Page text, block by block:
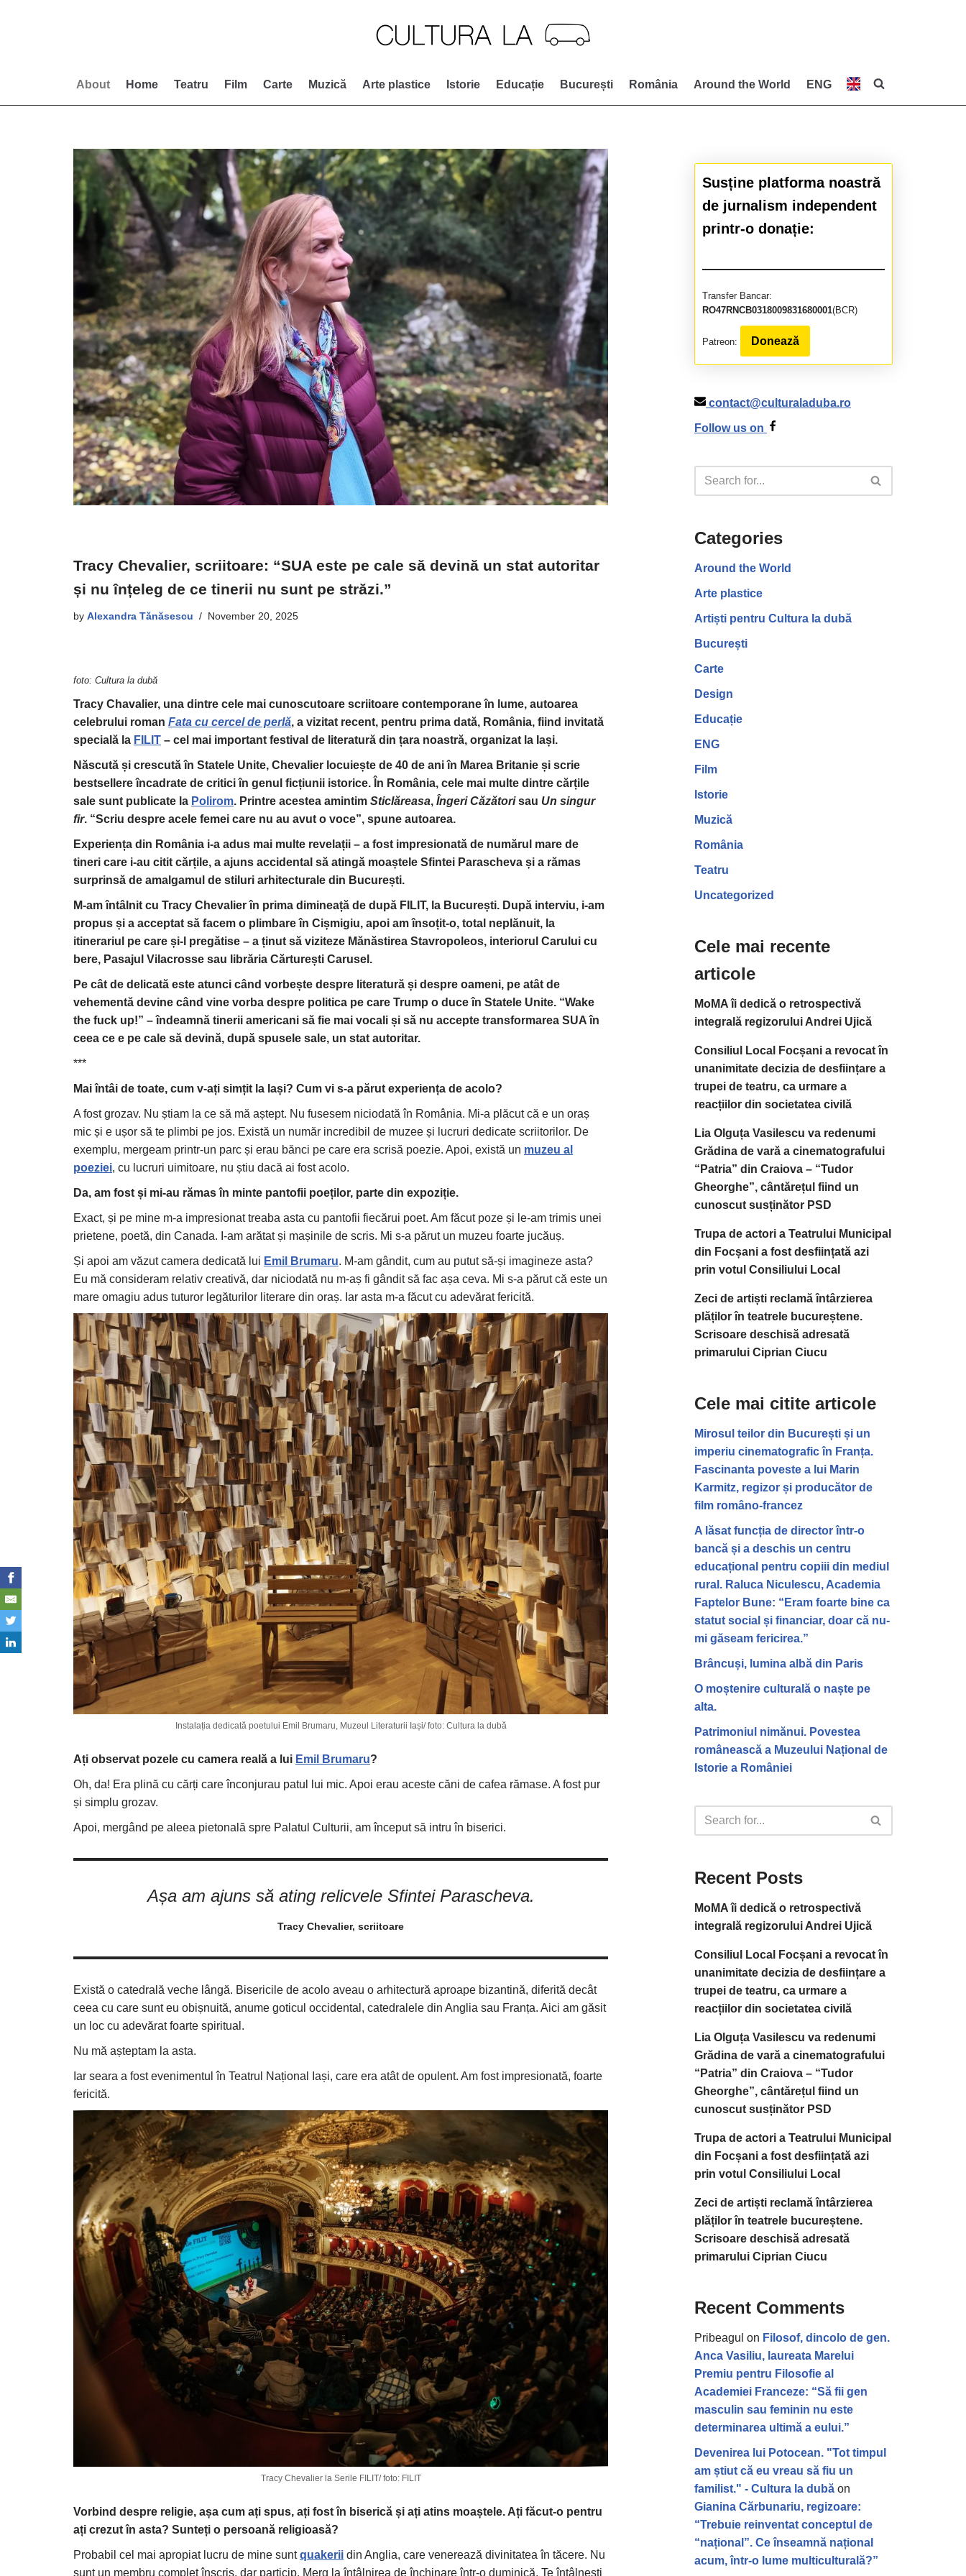
About Home Teatru Film Carte Muzică Arte plastice Istorie Educație București România Around the World ENG
Tracy Chevalier, scriitoare: “SUA este pe cale să devină un stat autoritar
și nu înțeleg de ce tinerii nu sunt pe străzi.”
by Alexandra Tănăsescu November 20, 2025
foto: Cultura la dubă
Tracy Chavalier, una dintre cele mai cunoscutoare scriitoare contemporane în lume, autoarea
celebrului roman Fata cu cercel de perlă, a vizitat recent, pentru prima dată, România, fiind invitată
specială la FILIT – cel mai important festival de literatură din țara noastră, organizat la Iași.
Născută și crescută în Statele Unite, Chevalier locuiește de 40 de ani în Marea Britanie și scrie
bestsellere încadrate de critici în genul ficțiunii istorice. În România, cele mai multe dintre cărțile
sale sunt publicate la Polirom. Printre acestea amintim Sticlăreasa, Îngeri Căzătorisau Un singur
fir. “Scriu despre acele femei care nu au avut o voce”, spune autoarea.
Experiența din România i-a adus mai multe revelații – a fost impresionată de numărul mare de
tineri care i-au citit cărțile, a ajuns accidental să atingă moaștele Sfintei Parascheva și a rămas
surprinsă de amalgamul de stiluri arhitecturale din București.
M-am întâlnit cu Tracy Chevalier în prima dimineață de după FILIT, la București. După interviu, i-am
propus și a acceptat să facem o plimbare în Cișmigiu, apoi am însoțit-o, total neplănuit, la
itinerariul pe care și-l pregătise – a ținut să viziteze Mănăstirea Stavropoleos, interiorul Carului cu
bere, Pasajul Vilacrosse sau librăria Cărturești Carusel.
Pe cât de delicată este atunci când vorbește despre literatură și despre oameni, pe atât de
vehementă devine când vine vorba despre politica pe care Trump o duce în Statele Unite. “Wake
the fuck up!” – îndeamnă tinerii americani să fie mai vocali și să nu accepte transformarea SUA în
ceea ce e pe cale să devină, după spusele sale, un stat autoritar.
***
Mai întâi de toate, cum v-ați simțit la Iași? Cum vi s-a părut experiența de acolo?
A fost grozav. Nu știam la ce să mă aștept. Nu fusesem niciodată în România. Mi-a plăcut că e un oraș
mic și e ușor să te plimbi pe jos. Există un număr incredibil de muzee și lucruri dedicate scriitorilor. De
exemplu, mergeam printr-un parc și erau bănci pe care era scrisă poezie. Apoi, există un muzeu al
poeziei, cu lucruri uimitoare, nu știu dacă ai fost acolo.
Da, am fost și mi-au rămas în minte pantofii poeților, parte din expoziție.
Exact, și pe mine m-a impresionat treaba asta cu pantofii fiecărui poet. Am făcut poze și le-am trimis unei
prietene, poetă, din Canada. I-am arătat și mașinile de scris. Mi s-a părut un muzeu foarte jucăuș.
Și apoi am văzut camera dedicată lui Emil Brumaru. M-am gândit, cum au putut să-și imagineze asta?
Eu mă consideram relativ creativă, dar niciodată nu m-aș fi gândit să fac așa ceva. Mi s-a părut că este un
mare omagiu adus tuturor legăturilor literare din oraș. Iar asta m-a făcut cu adevărat fericită.
Instalația dedicată poetului Emil Brumaru, Muzeul Literaturii Iași/ foto: Cultura la dubă
Ați observat pozele cu camera reală a lui Emil Brumaru?
Oh, da! Era plină cu cărți care înconjurau patul lui mic. Apoi erau aceste căni de cafea rămase. A fost pur
și simplu grozav.
Apoi, mergând pe aleea pietonală spre Palatul Culturii, am început să intru în biserici.
Așa am ajuns să ating relicvele Sfintei Parascheva.
Tracy Chevalier, scriitoare
Există o catedrală veche lângă. Bisericile de acolo aveau o arhitectură aproape bizantină, diferită decât
ceea cu care sunt eu obișnuită, anume goticul occidental, catedralele din Anglia sau Franța. Aici am găsit
un loc cu adevărat foarte spiritual.
Nu mă așteptam la asta.
Iar seara a fost evenimentul în Teatrul Național Iași, care era atât de opulent. Am fost impresionată, foarte
fericită.
Tracy Chevalier la Serile FILIT/ foto: FILIT
Vorbind despre religie, așa cum ați spus, ați fost în biserică și ați atins moaștele. Ați făcut-o pentru
ați crezut în asta? Sunteți o persoană religioasă?
Probabil cel mai apropiat lucru de mine suntquakerii din Anglia, care venerează divinitatea în tăcere. Nu
sunt un membru complet înscris, dar particip. Merg la întâlnirea de închinare într-o duminică. Te întâlnești
Susține platforma noastră
de jurnalism independent
printr-o donație:
Transfer Bancar:
RO47RNCB0318009831680001(BCR)
Patreon: Donează
contact@culturaladuba.ro
Follow us on
Categories
Around the World
Arte plastice
Artiști pentru Cultura la dubă
București
Carte
Design
Educație
ENG
Film
Istorie
Muzică
România
Teatru
Uncategorized
Cele mai recente
articole
MoMA îi dedică o retrospectivă
integrală regizorului Andrei Ujică
Consiliul Local Focșani a revocat în
unanimitate decizia de desființare a
trupei de teatru, ca urmare a
reacțiilor din societatea civilă
Lia Olguța Vasilescu va redenumi
Grădina de vară a cinematografului
“Patria” din Craiova – “Tudor
Gheorghe”, cântărețul fiind un
cunoscut susținător PSD
Trupa de actori a Teatrului Municipal
din Focșani a fost desființată azi
prin votul Consiliului Local
Zeci de artiști reclamă întârzierea
plăților în teatrele bucureștene.
Scrisoare deschisă adresată
primarului Ciprian Ciucu
Cele mai citite articole
Mirosul teilor din București și un
imperiu cinematografic în Franța.
Fascinanta poveste a lui Marin
Karmitz, regizor și producător de
film româno-francez
A lăsat funcția de director într-o
bancă și a deschis un centru
educațional pentru copiii din mediul
rural. Raluca Niculescu, Academia
Faptelor Bune: “Eram foarte bine ca
statut social și financiar, doar că nu-
mi găseam fericirea.”
Brâncuși, lumina albă din Paris
O moștenire culturală o naște pe
alta.
Patrimoniul nimănui. Povestea
românească a Muzeului Național de
Istorie a României
Recent Posts
MoMA îi dedică o retrospectivă
integrală regizorului Andrei Ujică
Consiliul Local Focșani a revocat în
unanimitate decizia de desființare a
trupei de teatru, ca urmare a
reacțiilor din societatea civilă
Lia Olguța Vasilescu va redenumi
Grădina de vară a cinematografului
“Patria” din Craiova – “Tudor
Gheorghe”, cântărețul fiind un
cunoscut susținător PSD
Trupa de actori a Teatrului Municipal
din Focșani a fost desființată azi
prin votul Consiliului Local
Zeci de artiști reclamă întârzierea
plăților în teatrele bucureștene.
Scrisoare deschisă adresată
primarului Ciprian Ciucu
Recent Comments
Pribeagul on Filosof, dincolo de gen.
Anca Vasiliu, laureata Marelui
Premiu pentru Filosofie al
Academiei Franceze: “Să fii gen
masculin sau feminin nu este
determinarea ultimă a eului.”
Devenirea lui Potocean. "Tot timpul
am știut că eu vreau să fiu un
familist." - Cultura la dubă on
Gianina Cărbunariu, regizoare:
“Trebuie reinventat conceptul de
“național”. Ce înseamnă național
acum, într-o lume multiculturală?”